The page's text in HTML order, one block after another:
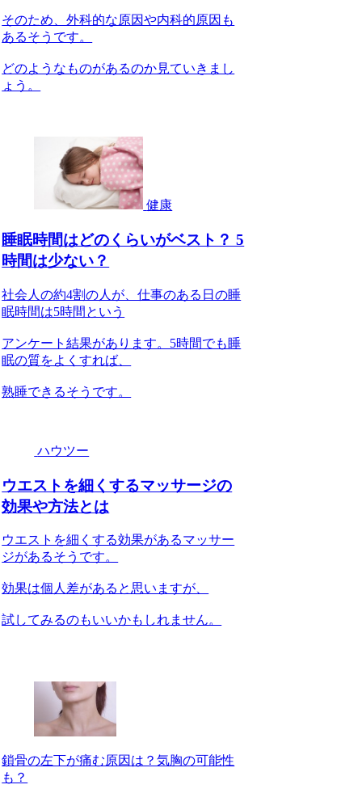
そのため、外科的な原因や内科的原因も
あるそうです。
どのようなものがあるのか見ていきまし
ょう。
健康
睡眠時間はどのくらいがベスト？ 5
時間は少ない？
社会人の約4割の人が、仕事のある日の睡
眠時間は5時間という
アンケート結果があります。5時間でも睡
眠の質をよくすれば、
熟睡できるそうです。
ハウツー
ウエストを細くするマッサージの
効果や方法とは
ウエストを細くする効果があるマッサー
ジがあるそうです。
効果は個人差があると思いますが、
試してみるのもいいかもしれません。
鎖骨の左下が痛む原因は？気胸の可能性
も？